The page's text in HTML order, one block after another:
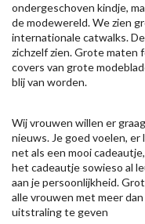
ondergeschoven kindje,
de modewereld. We zien
internationale catwalks.
zichzelf zien. Grote maten
covers van grote
blij van worden.
Wij vrouwen willen er
nieuws. Je goed voelen, er
net als een mooi
het cadeautje sowieso al
aan je persoonlijkheid.
alle vrouwen met meer
uitstraling te geven